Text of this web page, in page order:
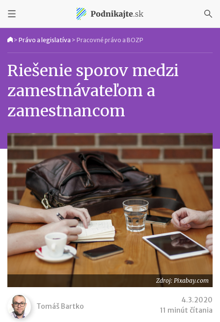
> Právo a legislatíva > Pracovné právo a BOZP
Riešenie sporov medzi
zamestnávateľom a
zamestnancom
Zdroj: Pixabay.com
Tomáš Bartko
4.3.2020
11 minút čítania